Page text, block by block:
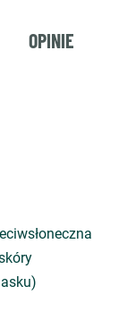
OPINIE